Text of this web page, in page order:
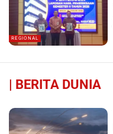
REGIONAL
BERITA DUNIA